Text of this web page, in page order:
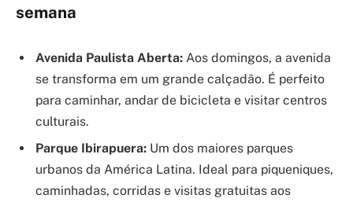
semana
Avenida Paulista Aberta: Aos domingos, a avenida
se transforma em um grande calçadão. É perfeito
para caminhar, andar de bicicleta e visitar centros
culturais.
Parque Ibirapuera: Um dos maiores parques
urbanos da América Latina. Ideal para piqueniques,
caminhadas, corridas e visitas gratuitas aos